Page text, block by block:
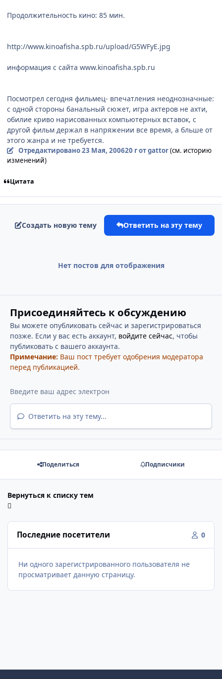
Продолжительность кино: 85 мин.
http://www.kinoafisha.spb.ru/upload/G5WFyE.jpg
информация с сайта www.kinoafisha.spb.ru
Посмотрел сегодня фильмец- впечатления неоднозначные:
с одной стороны банальный сюжет, игра актеров не ахти,
обилие криво нарисованных компьютерных вставок, с
другой фильм держал в напряжении все время, а бльше от
этого жанра и не требуется.
Отредактировано23 Мая, 200620 гот gattor(см. историю
изменений)
Цитата
Создать новую тему Ответить на эту тему
Нет постов для отображения
Присоединяйтесь к обсуждению
Вы можете опубликовать сейчас и зарегистрироваться
позже. Если у вас есть аккаунт, войдите сейчас, чтобы
публиковать с вашего аккаунта.
Примечание: Ваш пост требует одобрения модератора
перед публикацией.
Ответить на эту тему...
Поделиться Подписчики
Вернуться к списку тем
Последние посетители 0
Ни одного зарегистрированного пользователя не
просматривает данную страницу.